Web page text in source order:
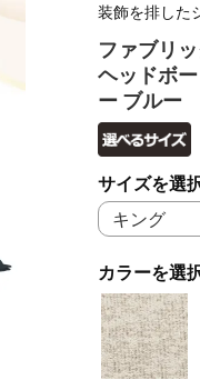
装飾を排した
ファブリ
ヘッドボ
ー ブルー
カラーを選
サイズを選